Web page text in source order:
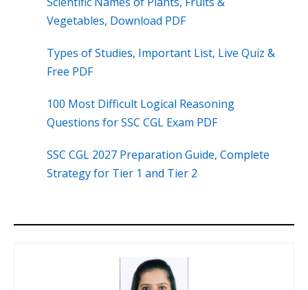
Vegetables, Download PDF
Types of Studies, Important List, Live Quiz &
Free PDF
100 Most Difficult Logical Reasoning
Questions for SSC CGL Exam PDF
SSC CGL 2027 Preparation Guide, Complete
Strategy for Tier 1 and Tier 2